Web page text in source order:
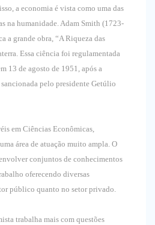
a economia é vista como uma das
na humanidade. Adam Smith (1723-
a grande obra, “A Riqueza das
Essa ciência foi regulamentada
13 de agosto de 1951, após a
pelo presidente Getúlio
em Ciências Econômicas,
área de atuação muito ampla. O
conjuntos de conhecimentos
oferecendo diversas
público quanto no setor privado.
trabalha mais com questões